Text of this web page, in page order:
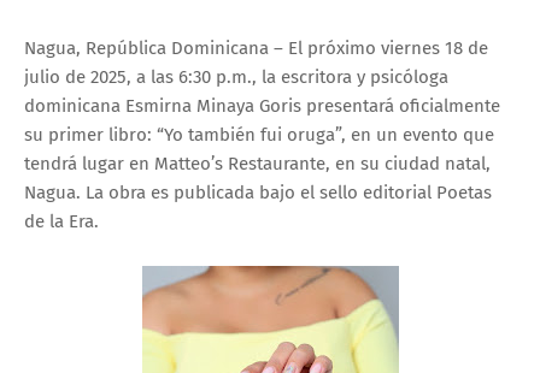
Nagua, República Dominicana – El próximo viernes 18 de
julio de 2025, a las 6:30 p.m., la escritora y psicóloga
dominicana Esmirna Minaya Goris presentará oficialmente
su primer libro: “Yo también fui oruga”, en un evento que
tendrá lugar en Matteo’s Restaurante, en su ciudad natal,
Nagua. La obra es publicada bajo el sello editorial Poetas
de la Era.